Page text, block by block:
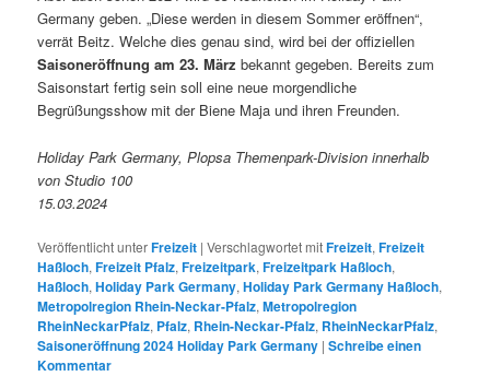
Germany geben. „Diese werden in diesem Sommer eröffnen“,
verrät Beitz. Welche dies genau sind, wird bei der offiziellen
Saisoneröffnung am 23. März bekannt gegeben. Bereits zum
Saisonstart fertig sein soll eine neue morgendliche
Begrüßungsshow mit der Biene Maja und ihren Freunden.
Holiday Park Germany, Plopsa Themenpark-Division innerhalb
von Studio 100
15.03.2024
Veröffentlicht unterFreizeit |Verschlagwortet mitFreizeit,Freizeit
Haßloch,Freizeit Pfalz,Freizeitpark,Freizeitpark Haßloch,
Haßloch,Holiday Park Germany,Holiday Park Germany Haßloch,
Metropolregion Rhein-Neckar-Pfalz,Metropolregion
RheinNeckarPfalz, Pfalz, Rhein-Neckar-Pfalz, RheinNeckarPfalz,
Saisoneröffnung 2024 Holiday Park Germany |Schreibe einen
Kommentar